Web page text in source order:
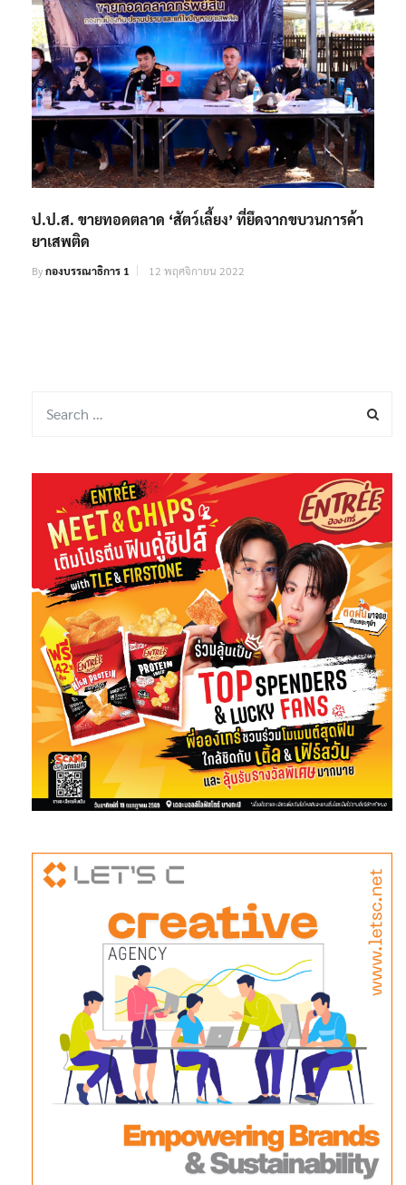
ป.ป.ส. ขายทอดตลาด ‘สัตว์เลี้ยง’ ที่ยึดจากขบวนการค้า
ยาเสพติด
Byกองบรรณาธิการ 1 12 พฤศจิกายน 2022